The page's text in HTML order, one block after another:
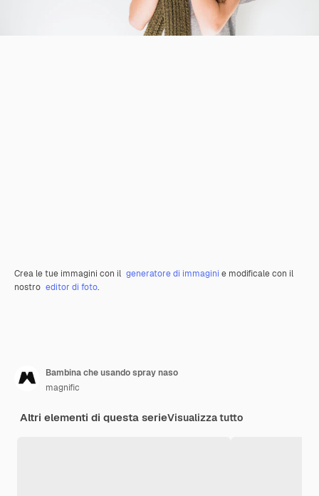
Crea le tue immagini con il generatore di immagini e modificale con il
nostro editor di foto.
Bambina che usando spray naso
magnific
Altri elementi di questa serieVisualizza tutto